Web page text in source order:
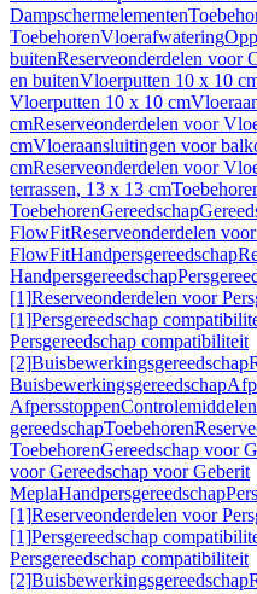
Dampschermelementen
ToebehorenVloerafwatering
buitenReserveonderdelen voor
en buitenVloerputten 10 x 10
Vloerputten 10 x 10 cm
cmReserveonderdelen voor
cmVloeraansluitingen voor
cmReserveonderdelen voor
terrassen, 13 x 13 cm
ToebehorenGereedschap
FlowFitReserveonderdelen
FlowFitHandpersgereedschap
Handpersgereedschap
[1]Reserveonderdelen voor
[1]Persgereedschap
Persgereedschap compatibiliteit
[2]Buisbewerkingsgereedschap
Buisbewerkingsgereedschap
AfpersstoppenControlemiddelen
gereedschapToebehoren
ToebehorenGereedschap voor
voor Gereedschap voor Geberit
MeplaHandpersgereedschap
[1]Reserveonderdelen voor
[1]Persgereedschap
Persgereedschap compatibiliteit
[2]Buisbewerkingsgereedschap